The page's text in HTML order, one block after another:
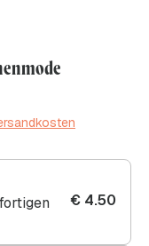
€ 4.50